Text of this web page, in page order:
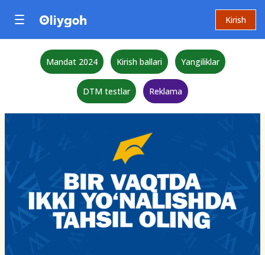
Kirish
Mandat 2024 Kirish ballari Yangiliklar
DTM testlar Reklama